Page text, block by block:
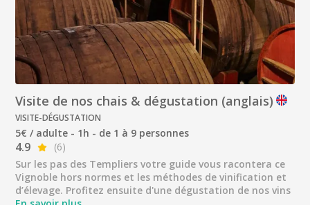
Visite de nos chais & dégustation (anglais)
VISITE-DÉGUSTATION
5€ / adulte - 1h - de 1 à 9 personnes
4.9
(6)
Sur les pas des Templiers votre guide vous racontera ce
Vignoble hors normes et les méthodes de vinification et
d’élevage. Profitez ensuite d'une dégustation de nos vins